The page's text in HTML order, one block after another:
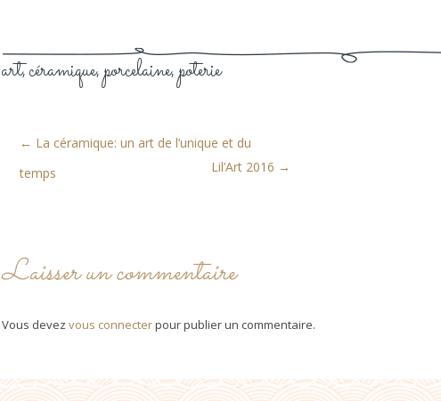
art, céramique, porcelaine, poterie
← La céramique: un art de l’unique et du
temps
Lil’Art 2016 →
Laisser un commentaire
Vous devez vous connecterpour publier un commentaire.